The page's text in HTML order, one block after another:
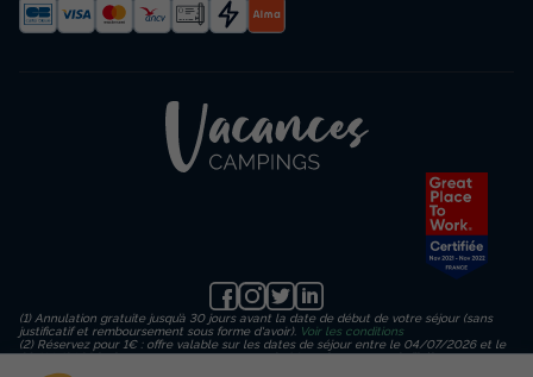
(1) Annulation gratuite jusqu’à 30 jours avant la date de début de votre séjour (sans
justificatif et remboursement sous forme d'avoir). Voir les conditions
(2) Réservez pour 1€ : offre valable sur les dates de séjour entre le 04/07/2026 et le
23/08/2026 inclus, en payant un acompte de 1€ sur le montant de l’hébergement